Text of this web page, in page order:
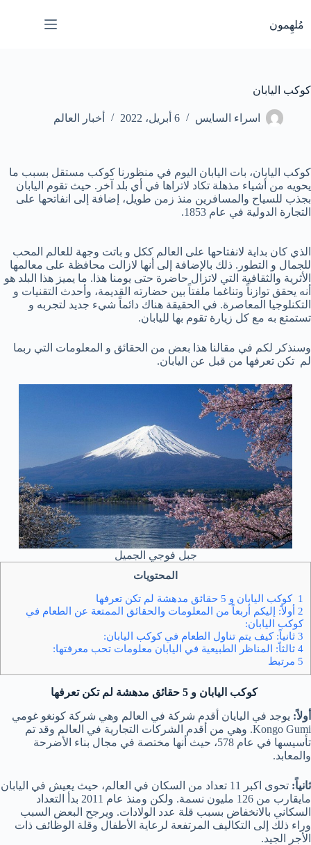
إلى
المحتوى
مُلهِمون
كوكب اليابان
اسراء السايس 6 أبريل، 2022 أخبار العالم
كوكب اليابان، بات اليابان اليوم في منظورنا كوكب مستقل بسبب ما
يحويه من أشياء مذهلة تكاد لاتراها في أي بلد آخر. حيث تقوم اليابان
بجذب للسياح والمسافرين منذ زمن طويل، إضافة إلى انفاتحها على
التجارة الدولية في عام 1853.
الذي كان بداية لانفتاحها على العالم ككل و باتت وجهة للعالم المحب
للجمال و التطور. ذلك بالإضافة إلى أنها لازالت محافظة على معالمها
الأثرية والثقافية التي لاتزال حاضرة حتى يومنا هذا. ما يميز هذا البلد هو
أنه يحقق توازناً وتناغما ملفتاً بين حضارته القديمة، وأحدث التقنيات و
التكنلوجيا المعاصرة. في الحقيقة هناك دائماً شيء جديد لتجربه و
تستمتع به مع كل زيارة تقوم بها لليابان.
وسنذكر لكم في مقالنا هذا بعض من الحقائق و المعلومات التي ربما
لم تكن تعرفها من قبل عن اليابان.
جبل فوجي الجميل
المحتويات
1 كوكب اليابان و 5 حقائق مدهشة لم تكن تعرفها
2 أولاً: إليكم أربعاً من المعلومات والحقائق الممتعة عن الطعام في
كوكب اليابان:
3 ثانياً: كيف يتم تناول الطعام في كوكب اليابان:
4 ثالثاً: المناظر الطبيعية في اليابان معلومات تحب معرفتها:
5 مرتبط
كوكب اليابان و 5 حقائق مدهشة لم تكن تعرفها
أولاً: يوجد في اليايان أقدم شركة في العالم وهي شركة كونغو غومي
Kongo Gumi. وهي من أقدم الشركات التجارية في العالم وقد تم
تأسيسها في عام 578، حيث أنها مختصة في مجال بناء الأضرحة
والمعابد.
ثانياً:
تحوى اكبر 11 تعداد من السكان في العالم، حيث يعيش في اليابان
مايقارب من 126 مليون نسمة. ولكن ومنذ عام 2011 بدأ التعداد
السكاني بالانخفاض بسبب قلة عدد الولادات. ويرجح البعض السبب
وراء ذلك إلى التكاليف المرتفعة لرعاية الأطفال وقلة الوظائف ذات
الأجر الجيد.